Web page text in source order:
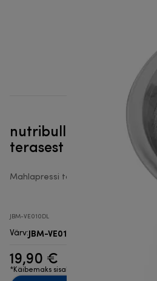
nutribullet® Juicer
terasest sõel
Mahlapressi tarvikud
JBM-VE010DL
Värv:JBM-VE010DL
19,90 €
*Käibemaks sisaldub